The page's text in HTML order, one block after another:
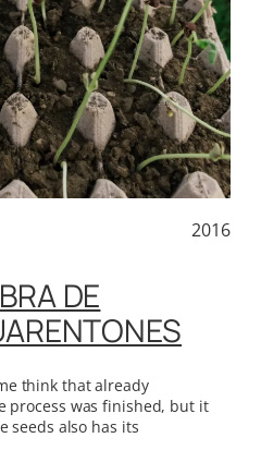
2016
DE
think that already
process was finished, but it
seeds also has its